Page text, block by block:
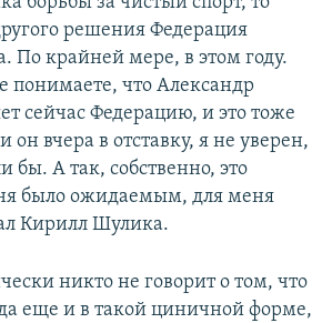
решения Федерация
По крайней мере, в этом году.
понимаете, что Александр
сейчас Федерацию, и это тоже
он вчера в отставку, я не уверен,
бы. А так, собственно, это
было ожидаемым, для меня
Кирилл Шулика.
никто не говорит о том, что
еще и в такой циничной форме,